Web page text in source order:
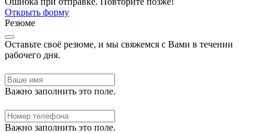
Открыть форму
Резюме
Оставьте своё резюме, и мы свяжемся с Вами в течении
рабочего дня.
Важно заполнить это поле.
Важно заполнить это поле.